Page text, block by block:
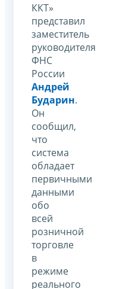
ККТ»
представил
заместитель
руководителя
ФНС
России
Андрей
Бударин.
Он
сообщил,
что
система
обладает
первичными
данными
обо
всей
розничной
торговле
в
режиме
реального